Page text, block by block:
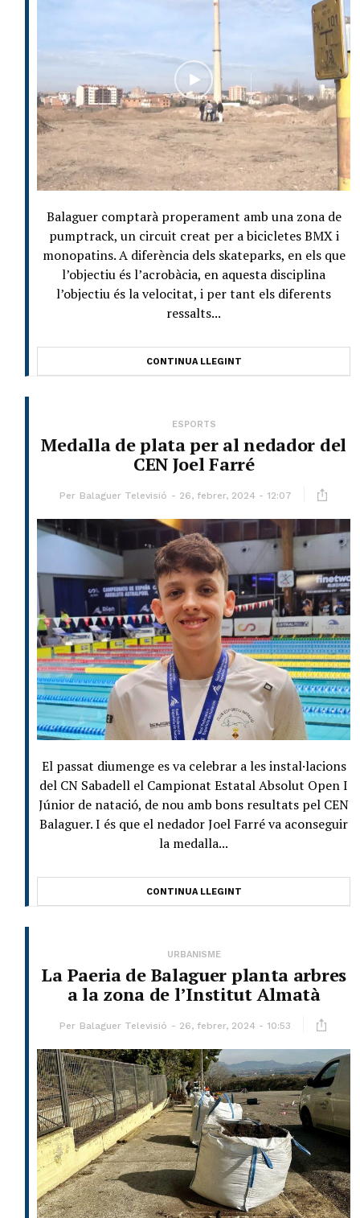
Balaguer comptarà properament amb una zona de
pumptrack, un circuit creat per a bicicletes BMX i
monopatins. A diferència dels skateparks, en els que
l’objectiu és l’acrobàcia, en aquesta disciplina
l’objectiu és la velocitat, i per tant els diferents
ressalts...
CONTINUA LLEGINT
ESPORTS
Medalla de plata per al nedador del
CEN Joel Farré
Per Balaguer Televisió 26, febrer, 2024 - 12:07
El passat diumenge es va celebrar a les instal·lacions
del CN Sabadell el Campionat Estatal Absolut Open I
Júnior de natació, de nou amb bons resultats pel CEN
Balaguer. I és que el nedador Joel Farré va aconseguir
la medalla...
CONTINUA LLEGINT
URBANISME
La Paeria de Balaguer planta arbres
a la zona de l’Institut Almatà
Per Balaguer Televisió 26, febrer, 2024 - 10:53